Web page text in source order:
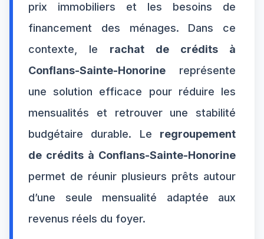
prix immobiliers et les besoins de
financement des ménages. Dans ce
contexte, le rachat de crédits à
Conflans-Sainte-Honorine représente
une solution efficace pour réduire les
mensualités et retrouver une stabilité
budgétaire durable. Le regroupement
de crédits à Conflans-Sainte-Honorine
permet de réunir plusieurs prêts autour
d’une seule mensualité adaptée aux
revenus réels du foyer.